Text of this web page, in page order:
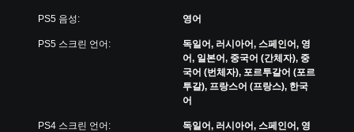
PS5 음성: 영어
PS5 스크린 언어:
독일어, 러시아어, 스페인어, 영
어, 일본어, 중국어 (간체자), 중
국어 (번체자), 포르투갈어 (포르
투갈), 프랑스어 (프랑스), 한국
어
PS4 스크린 언어:
독일어, 러시아어, 스페인어, 영